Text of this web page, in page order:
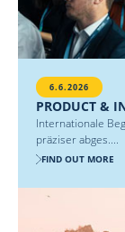
6.6.2026
PRODUCT &
Internationale
präziser abges....
FIND OUT MORE